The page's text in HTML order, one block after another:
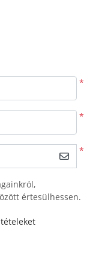
*
*
*
értesülhessen.